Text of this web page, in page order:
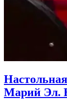
Марий Эл.